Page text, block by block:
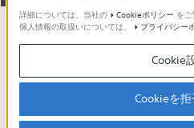
製
お
人気のトピック
詳細については、当社の
Cookieポリシー をご
個人情報の取扱いについては、
プライバシー
Cookie
Cookieを拒